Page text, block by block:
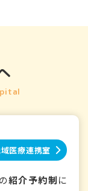
医療連携室
紹介予約制に